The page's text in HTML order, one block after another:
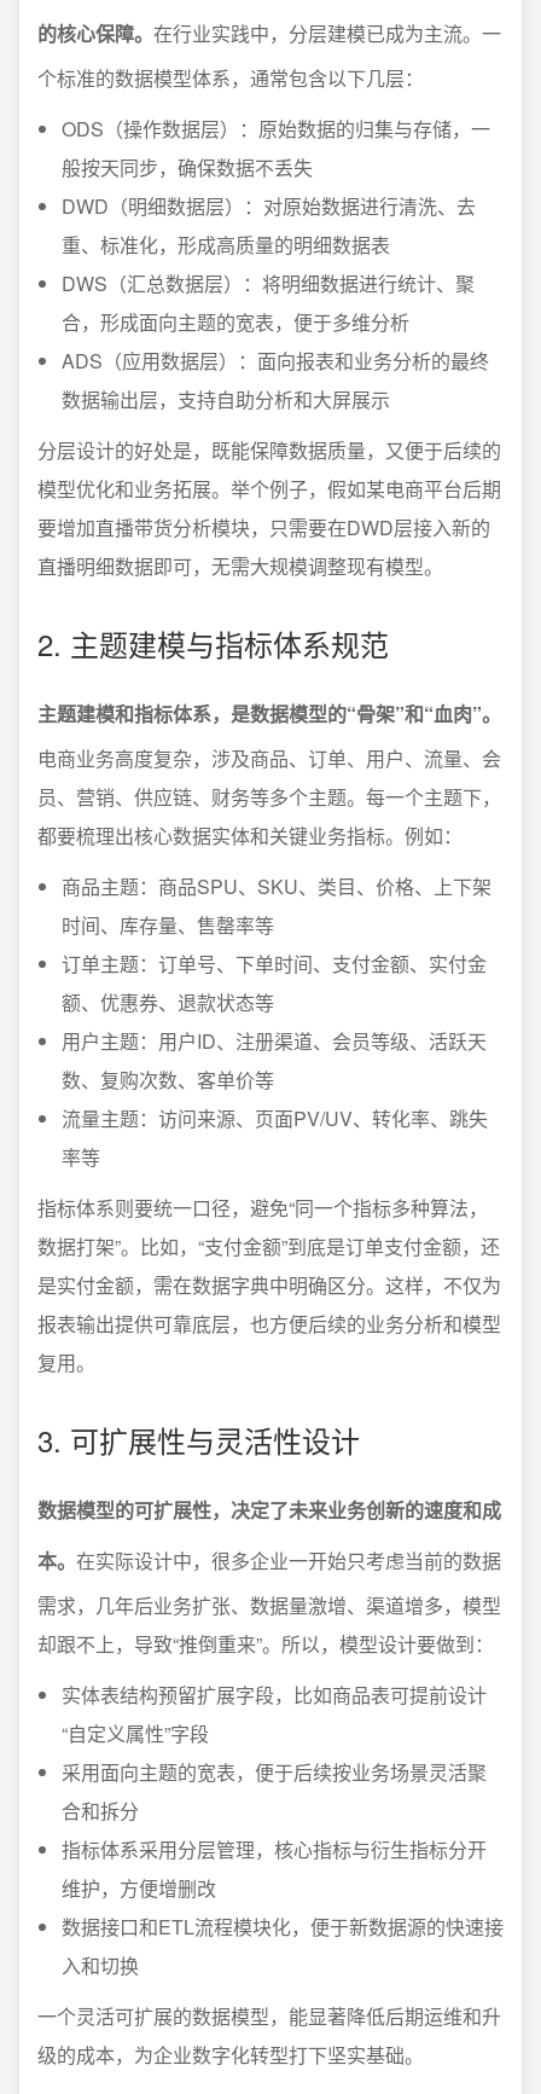
的核心保障。 在行业实践中，分层建模已成为主流。一
个标准的数据模型体系，通常包含以下几层：
ODS（操作数据层）：原始数据的归集与存储，一
般按天同步，确保数据不丢失
DWD（明细数据层）：对原始数据进行清洗、去
重、标准化，形成高质量的明细数据表
DWS（汇总数据层）：将明细数据进行统计、聚
合，形成面向主题的宽表，便于多维分析
ADS（应用数据层）：面向报表和业务分析的最终
数据输出层，支持自助分析和大屏展示
分层设计的好处是，既能保障数据质量，又便于后续的
模型优化和业务拓展。举个例子，假如某电商平台后期
要增加直播带货分析模块，只需要在DWD层接入新的
直播明细数据即可，无需大规模调整现有模型。
2. 主题建模与指标体系规范
主题建模和指标体系，是数据模型的“骨架”和“血肉”。
电商业务高度复杂，涉及商品、订单、用户、流量、会
员、营销、供应链、财务等多个主题。每一个主题下，
都要梳理出核心数据实体和关键业务指标。例如：
商品主题：商品SPU、SKU、类目、价格、上下架
时间、库存量、售罄率等
订单主题：订单号、下单时间、支付金额、实付金
额、优惠券、退款状态等
用户主题：用户ID、注册渠道、会员等级、活跃天
数、复购次数、客单价等
流量主题：访问来源、页面PV/UV、转化率、跳失
率等
指标体系则要统一口径，避免“同一个指标多种算法，
数据打架”。比如，“支付金额”到底是订单支付金额，还
是实付金额，需在数据字典中明确区分。这样，不仅为
报表输出提供可靠底层，也方便后续的业务分析和模型
复用。
3. 可扩展性与灵活性设计
数据模型的可扩展性，决定了未来业务创新的速度和成
本。 在实际设计中，很多企业一开始只考虑当前的数据
需求，几年后业务扩张、数据量激增、渠道增多，模型
却跟不上，导致“推倒重来”。所以，模型设计要做到：
实体表结构预留扩展字段，比如商品表可提前设计
“自定义属性”字段
采用面向主题的宽表，便于后续按业务场景灵活聚
合和拆分
指标体系采用分层管理，核心指标与衍生指标分开
维护，方便增删改
数据接口和ETL流程模块化，便于新数据源的快速接
入和切换
一个灵活可扩展的数据模型，能显著降低后期运维和升
级的成本，为企业数字化转型打下坚实基础。